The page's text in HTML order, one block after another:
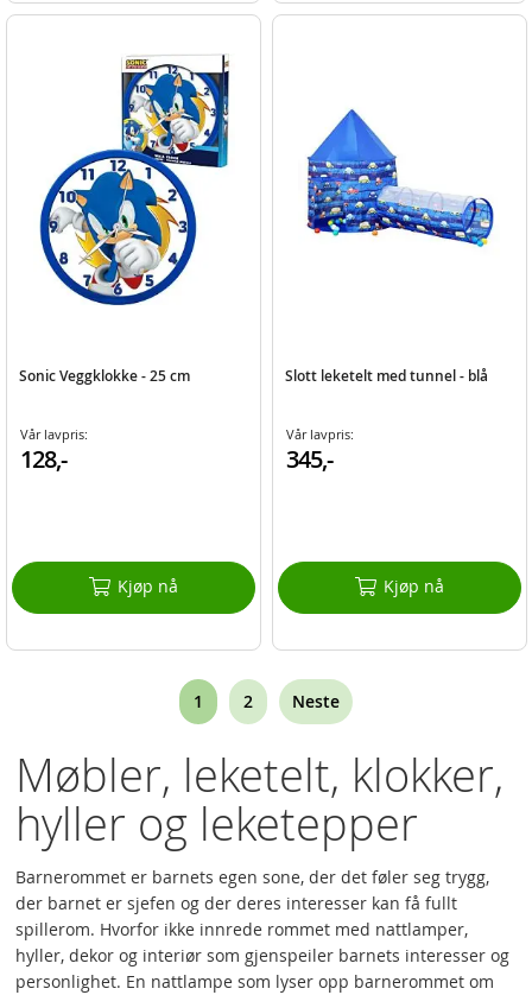
Sonic Veggklokke - 25 cm
Vår lavpris:
128,-
Kjøp nå
Slott leketelt med tunnel - blå
Vår lavpris:
345,-
Kjøp nå
Page
You're
reading
page
1 Page
2 Neste
Møbler, leketelt, klokker,
hyller og leketepper
Barnerommet er barnets egen sone, der det føler seg trygg,
der barnet er sjefen og der deres interesser kan få fullt
spillerom. Hvorfor ikke innrede rommet med nattlamper,
hyller, dekor og interiør som gjenspeiler barnets interesser og
personlighet. En nattlampe som lyser opp barnerommet om